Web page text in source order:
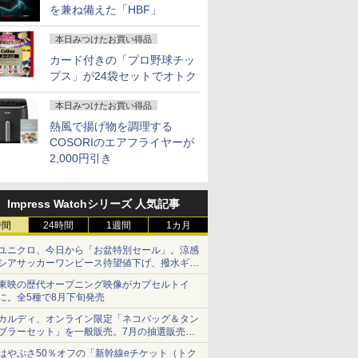
を兼ね備えた「HBF」
本日みつけたお買い得品
カード付きの「プロ野球チッ
プス」が24袋セットでオトク
本日みつけたお買い得品
熱風で揚げ物を調理する
COSORIのエアフライヤーが
2,000円引き
Impress Watchシリーズ 人気記事
24時間 1週間 1カ月
ニクロ、今日から「お盆特別セール」。涼感
アサッカーワンピース待望値下げ、撥水ギア
ョーツは1990円に
映の歴代オープニング映像がカプセルトイ
。全5種で8月下旬発売
ルディ、オンライン限定「ネコバッグ＆タン
ラーセット」を一般販売。7月の抽選販売の
選無効分
やぶさ50％オフの「新幹線eチケット（トク